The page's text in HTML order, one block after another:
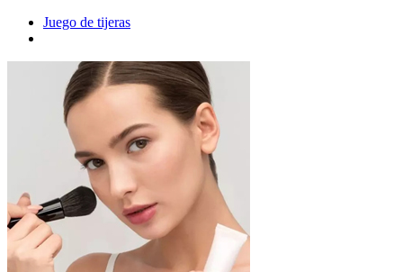
Juego de tijeras